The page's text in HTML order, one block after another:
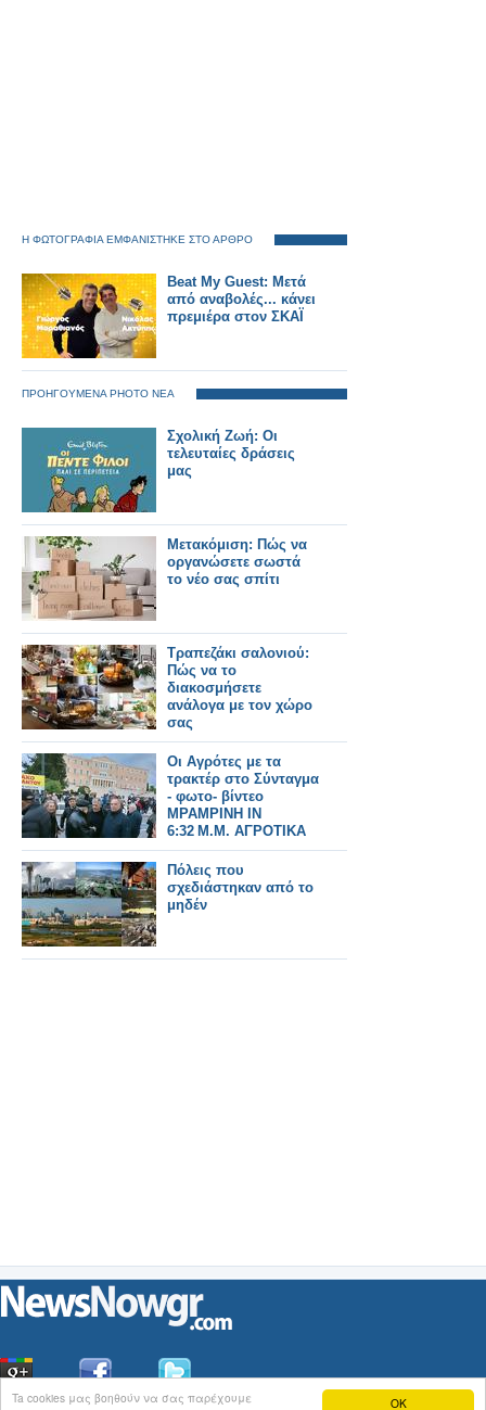
OK
Ta cookies μας βοηθούν να σας παρέχουμε
Η ΦΩΤΟΓΡΑΦΙΑ ΕΜΦΑΝΙΣΤΗΚΕ ΣΤΟ ΑΡΘΡΟ
Beat My Guest: Μετά
από αναβολές... κάνει
πρεμιέρα στον ΣΚΑΪ
ΠΡΟΗΓΟΥΜΕΝΑ PHOTO ΝΕΑ
Σχολική Ζωή: Οι
τελευταίες δράσεις
μας
Μετακόμιση: Πώς να
οργανώσετε σωστά
το νέο σας σπίτι
Τραπεζάκι σαλονιού:
Πώς να το
διακοσμήσετε
ανάλογα με τον χώρο
σας
Οι Αγρότες με τα
τρακτέρ στο Σύνταγμα
- φωτο- βίντεο
MPAMPINH IN
6:32 Μ.Μ. ΑΓΡΟΤΙΚΑ
Πόλεις που
σχεδιάστηκαν από το
μηδέν